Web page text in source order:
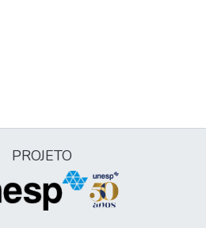
PROJETO